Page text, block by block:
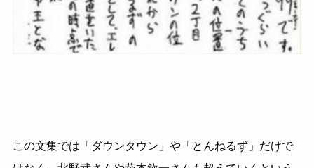
この文集では「ダウンタウン」や「とんねるず」だけで